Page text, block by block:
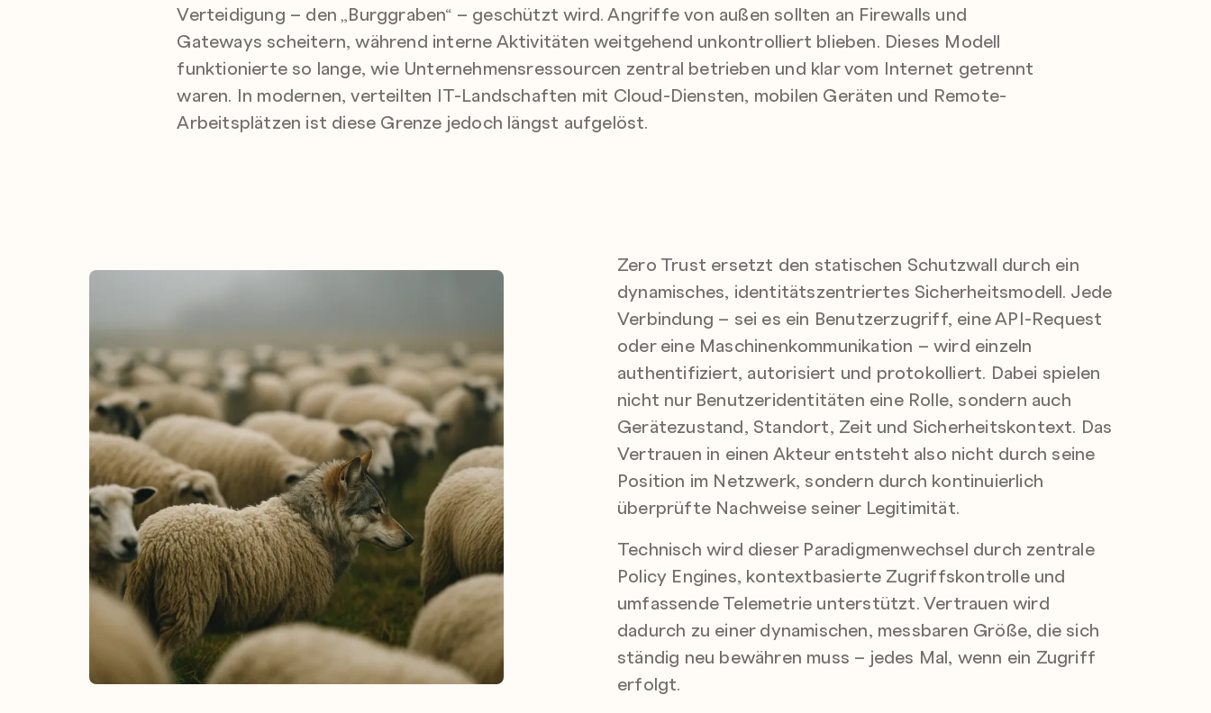
Verteidigung – den „Burggraben“ – geschützt wird. Angriffe von außen sollten an Firewalls und
Gateways scheitern, während interne Aktivitäten weitgehend unkontrolliert blieben. Dieses Modell
funktionierte so lange, wie Unternehmensressourcen zentral betrieben und klar vom Internet getrennt
waren. In modernen, verteilten IT-Landschaften mit Cloud-Diensten, mobilen Geräten und Remote-
Arbeitsplätzen ist diese Grenze jedoch längst aufgelöst.
Zero Trust ersetzt den statischen Schutzwall durch ein
dynamisches, identitätszentriertes Sicherheitsmodell. Jede
Verbindung – sei es ein Benutzerzugriff, eine API-Request
oder eine Maschinenkommunikation – wird einzeln
authentifiziert, autorisiert und protokolliert. Dabei spielen
nicht nur Benutzeridentitäten eine Rolle, sondern auch
Gerätezustand, Standort, Zeit und Sicherheitskontext. Das
Vertrauen in einen Akteur entsteht also nicht durch seine
Position im Netzwerk, sondern durch kontinuierlich
überprüfte Nachweise seiner Legitimität.
Technisch wird dieser Paradigmenwechsel durch zentrale
Policy Engines, kontextbasierte Zugriffskontrolle und
umfassende Telemetrie unterstützt. Vertrauen wird
dadurch zu einer dynamischen, messbaren Größe, die sich
ständig neu bewähren muss – jedes Mal, wenn ein Zugriff
erfolgt.